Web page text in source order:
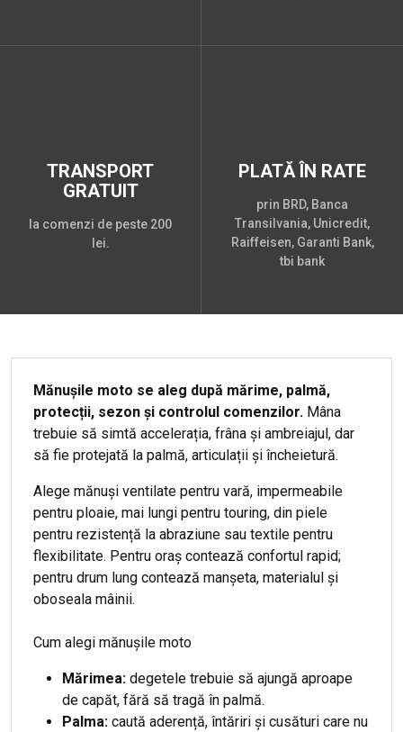
TRANSPORT
GRATUIT
la comenzi de peste 200
lei.
PLATĂ ÎN RATE
prin BRD, Banca
Transilvania, Unicredit,
Raiffeisen, Garanti Bank,
tbi bank
Mănușile moto se aleg după mărime, palmă,
protecții, sezon și controlul comenzilor. Mâna
trebuie să simtă accelerația, frâna și ambreiajul, dar
să fie protejată la palmă, articulații și încheietură.
Alege mănuși ventilate pentru vară, impermeabile
pentru ploaie, mai lungi pentru touring, din piele
pentru rezistență la abraziune sau textile pentru
flexibilitate. Pentru oraș contează confortul rapid;
pentru drum lung contează manșeta, materialul și
oboseala mâinii.
Cum alegi mănușile moto
Mărimea: degetele trebuie să ajungă aproape
de capăt, fără să tragă în palmă.
Palma: caută aderență, întăriri și cusături care nu